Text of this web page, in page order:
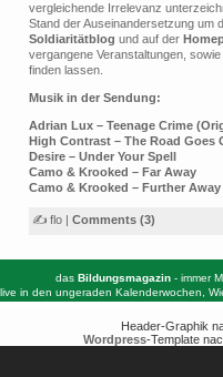
vergleichende Irrelevanz
Stand der Auseinandersetzung um
Soldiaritätblog und auf der
vergangene Veranstaltungen,
finden lassen.
Musik in der Sendung:
Adrian Lux – Teenage Crime
High Contrast – The Road Goes
Desire – Under Your Spell
Camo & Krooked – Far Away
Camo & Krooked – Further Away
✍ flo | Comments (3)
das Bildungsmagazin - immer
live in den ungeraden Kalenderwochen,
Header-Graphik
Wordpress-Template